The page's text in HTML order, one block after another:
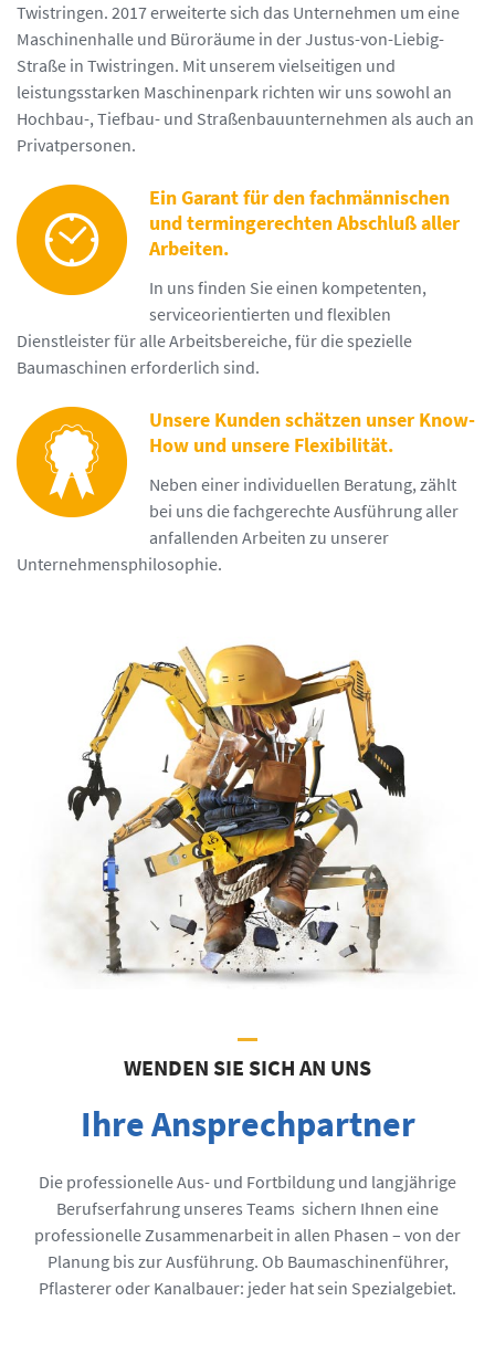
Twistringen. 2017 erweiterte sich das Unternehmen um eine
Maschinenhalle und Büroräume in der Justus-von-Liebig-
Straße in Twistringen. Mit unserem vielseitigen und
leistungsstarken Maschinenpark richten wir uns sowohl an
Hochbau-, Tiefbau- und Straßenbauunternehmen als auch an
Privatpersonen.
Ein Garant für den fachmännischen
und termingerechten Abschluß aller
Arbeiten.
In uns finden Sie einen kompetenten,
serviceorientierten und flexiblen
Dienstleister für alle Arbeitsbereiche, für die spezielle
Baumaschinen erforderlich sind.
Unsere Kunden schätzen unser Know-
How und unsere Flexibilität.
Neben einer individuellen Beratung, zählt
bei uns die fachgerechte Ausführung aller
anfallenden Arbeiten zu unserer
Unternehmensphilosophie.
WENDEN SIE SICH AN UNS
Ihre Ansprechpartner
Die professionelle Aus- und Fortbildung und langjährige
Berufserfahrung unseres Teams sichern Ihnen eine
professionelle Zusammenarbeit in allen Phasen – von der
Planung bis zur Ausführung. Ob Baumaschinenführer,
Pflasterer oder Kanalbauer: jeder hat sein Spezialgebiet.